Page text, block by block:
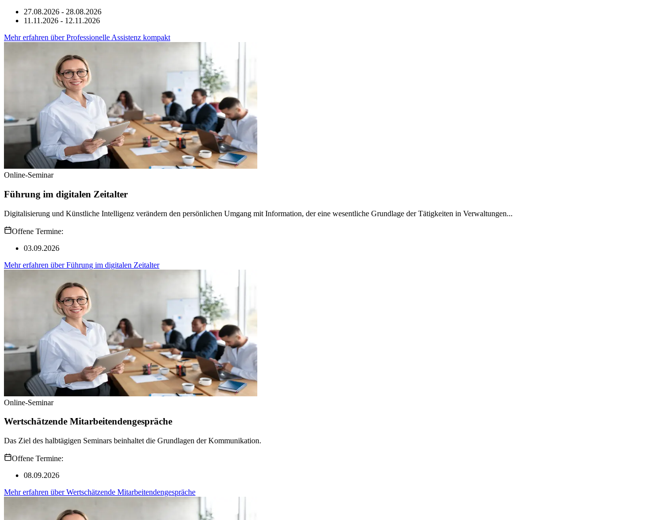
27.08.2026 - 28.08.2026
11.11.2026 - 12.11.2026
Mehr erfahren überProfessionelle Assistenz kompakt
Online-Seminar
Führung im digitalen Zeitalter
Digitalisierung und Künstliche Intelligenz verändern den persönlichen Umgang mit Information, der eine wesentliche Grundlage der Tätigkeiten in Verwaltungen...
Offene Termine:
03.09.2026
Mehr erfahren überFührung im digitalen Zeitalter
Online-Seminar
Wertschätzende Mitarbeitendengespräche
Das Ziel des halbtägigen Seminars beinhaltet die Grundlagen der Kommunikation.
Offene Termine:
08.09.2026
Mehr erfahren überWertschätzende Mitarbeitendengespräche